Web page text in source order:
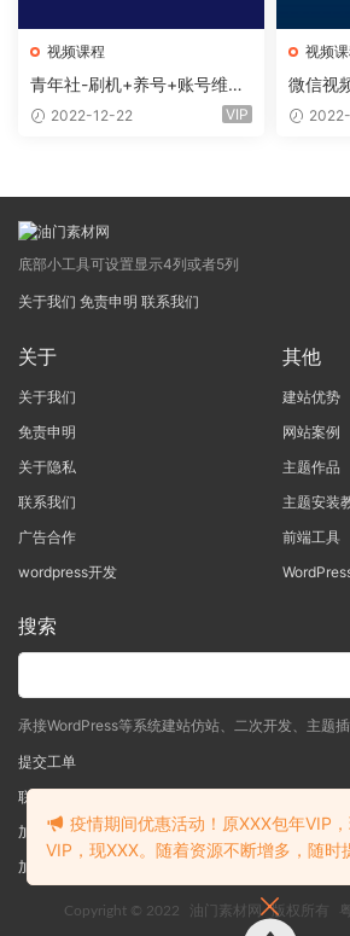
视频课程
青年社-刷机+养号+账号维护
课程2022-12-22 VIP
视频
微信视
全套课
底部小工具可设置显示4列或者5列
关于我们 免责申明 联系我们
关于
关于我们
免责申明
关于隐私
联系我们
广告合作
wordpress开发
其他
建站优势
网站案例
主题作品
主题安装
前端工具
搜索
承接WordPress等系统建站仿站、二次开发、主题
提交工单
联系客服
加入QQ一群（验证: mobantu）
加入QQ二群
Copyright © 2022 油门素材网 版权所有
疫情期间优惠活动！原XXX包年VIP
VIP，现XXX。随着资源不断增多，随时